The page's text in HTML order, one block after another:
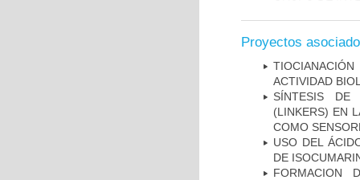
Proyectos
ACTIVIDAD
SÍNTESIS DE
(LINKERS) EN
COMO
USO DEL
DE
FORMACION